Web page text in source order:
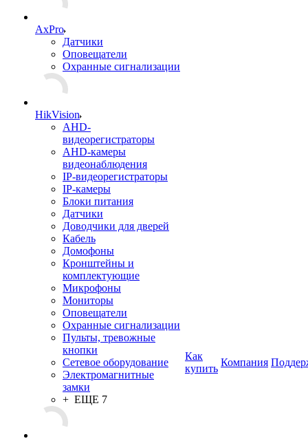
AxPro
Датчики
Оповещатели
Охранные сигнализации
HikVision
AHD-
видеорегистраторы
AHD-камеры
видеонаблюдения
IP-видеорегистраторы
IP-камеры
Блоки питания
Датчики
Доводчики для дверей
Кабель
Домофоны
Кронштейны и
комплектующие
Микрофоны
Мониторы
Оповещатели
Охранные сигнализации
Пульты, тревожные
кнопки
Сетевое оборудование
Электромагнитные
замки
+ ЕЩЕ 7
Как
купить
Компания